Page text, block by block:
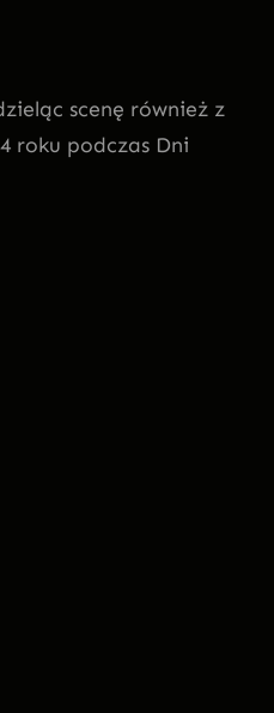
scenę również z
roku podczas Dni